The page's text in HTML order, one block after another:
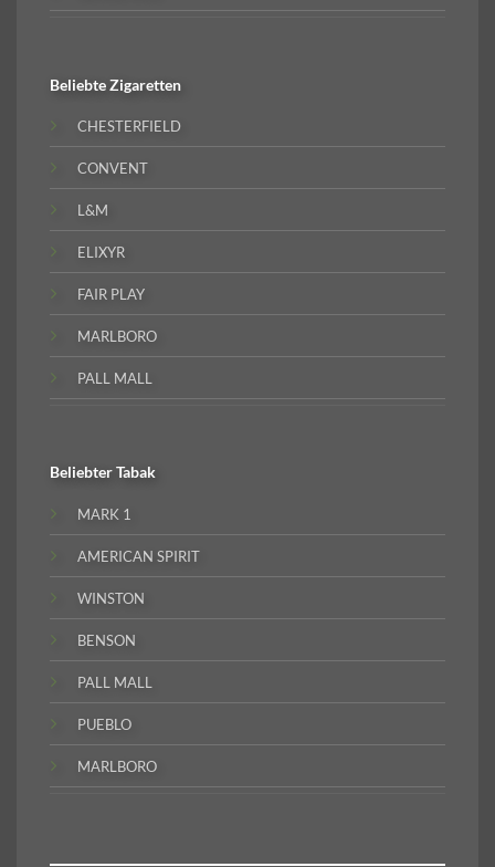
BeliebteZigaretten
CHESTERFIELD
CONVENT
L&M
ELIXYR
FAIR PLAY
MARLBORO
PALL MALL
BeliebterTabak
MARK 1
AMERICAN SPIRIT
WINSTON
BENSON
PALL MALL
PUEBLO
MARLBORO